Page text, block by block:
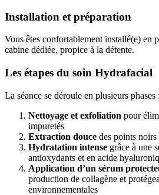
Installation et préparation
Vous êtes confortablement installé(e) en
cabine dédiée, propice à la détente.
Les étapes du soin Hydrafacial
La séance se déroule en plusieurs phases :
Nettoyage et exfoliation pour
impuretés
Extraction douce des points noirs
Hydratation intense grâce à une
antioxydants et en acide
Application d’un sérum
production de collagène et
environnementales